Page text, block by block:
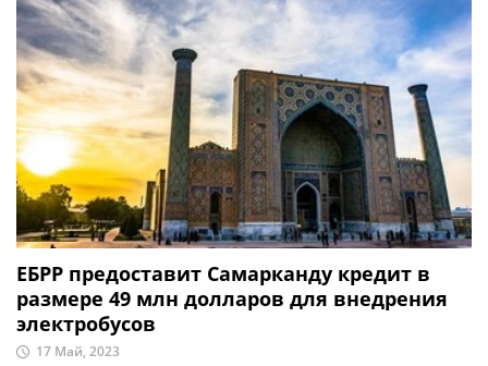
ЕБРР предоставит Самарканду кредит в
размере 49 млн долларов для внедрения
электробусов
17 Май, 2023